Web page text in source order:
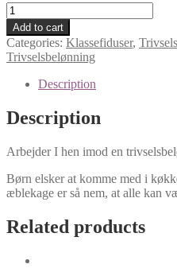
Trivselsbelønning:
Rå
æblekage
quantity
Add to cart
Categories: Klassefiduser,
Trivselsbelønning
Description
Description
Arbejder I hen imod en
Børn elsker at komme med i
æblekage er så nem, at alle kan
Related products